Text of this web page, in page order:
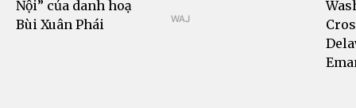
Nội” của danh hoạ
Bùi Xuân Phái
WAJ